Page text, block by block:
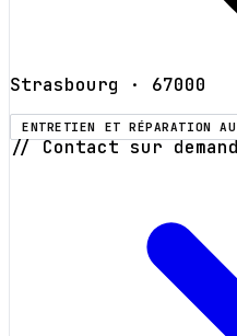
Strasbourg · 67000
ENTRETIEN ET RÉPARATION
// Contact sur